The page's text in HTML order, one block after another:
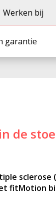
Werken bij
garantie
de
sclerose
fitMotion